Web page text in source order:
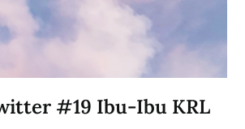
#19 Ibu-Ibu KRL